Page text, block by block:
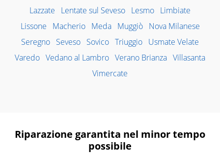
Lazzate
Lentate sul Seveso Lesmo Limbiate
Lissone
Macherio Meda Muggiò
Nova Milanese
Seregno Seveso Sovico Triuggio Usmate Velate
Varedo Vedano al Lambro Verano Brianza Villasanta
Vimercate
Riparazione garantita nel minor tempo
possibile